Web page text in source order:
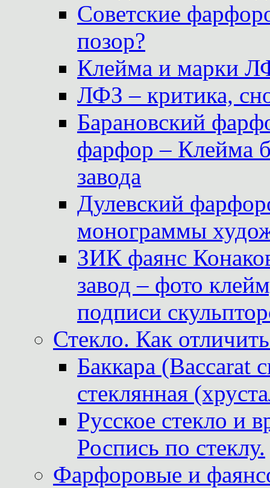
Советские
позор?
Клейма и марки
ЛФЗ – критика,
Барановский
фарфор – Клейма
завода
Дулевский
монограммы
ЗИК фаянс
завод – фото
подписи
Стекло. Как
Баккара (Baccarat
стеклянная
Русское стекло и
Роспись по стеклу.
Фарфоровые и